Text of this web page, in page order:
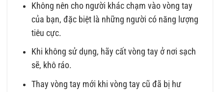
Không nên cho người khác chạm vào vòng tay
của bạn, đặc biệt là những người có năng lượng
tiêu cực.
Khi không sử dụng, hãy cất vòng tay ở nơi sạch
sẽ, khô ráo.
Thay vòng tay mới khi vòng tay cũ đã bị hư